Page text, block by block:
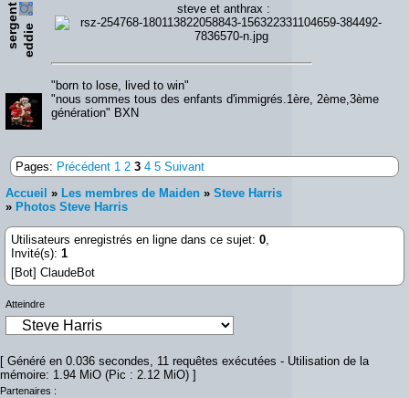
s
e
rg
e
n
t
e
d
d
ie
steve et anthrax :
"born to lose, lived to win"
"nous sommes tous des enfants d'immigrés.1ère, 2ème,3ème
génération" BXN
Pages: Précédent 1 2 3 4 5 Suivant
Accueil » Les membres de Maiden » Steve Harris
» Photos Steve Harris
Utilisateurs enregistrés en ligne dans ce sujet: 0,
Invité(s): 1
[Bot] ClaudeBot
Atteindre
[ Généré en 0.036 secondes, 11 requêtes exécutées - Utilisation de la
mémoire: 1.94 MiO (Pic : 2.12 MiO) ]
Partenaires :